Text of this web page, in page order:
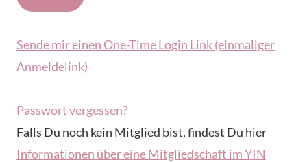
Sende mir einen One-Time Login Link (einmaliger
Anmeldelink)
Passwort vergessen?
Falls Du noch kein Mitglied bist, findest Du hier
Informationen über eine Mitgliedschaft im YIN